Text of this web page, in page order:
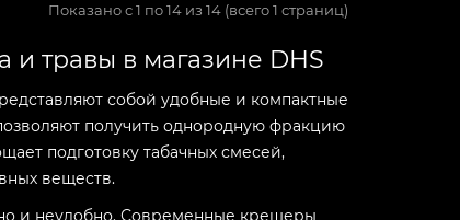
Показано с 1 по 14 из 14 (всего 1 страниц)
травы в магазине DHS
собой удобные и компактные
получить однородную фракцию
подготовку табачных смесей,
веществ.